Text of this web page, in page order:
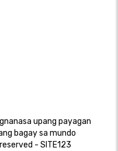
upang payagan
bagay sa mundo
- SITE123